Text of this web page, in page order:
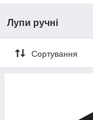
Лупи ручні
Сортування